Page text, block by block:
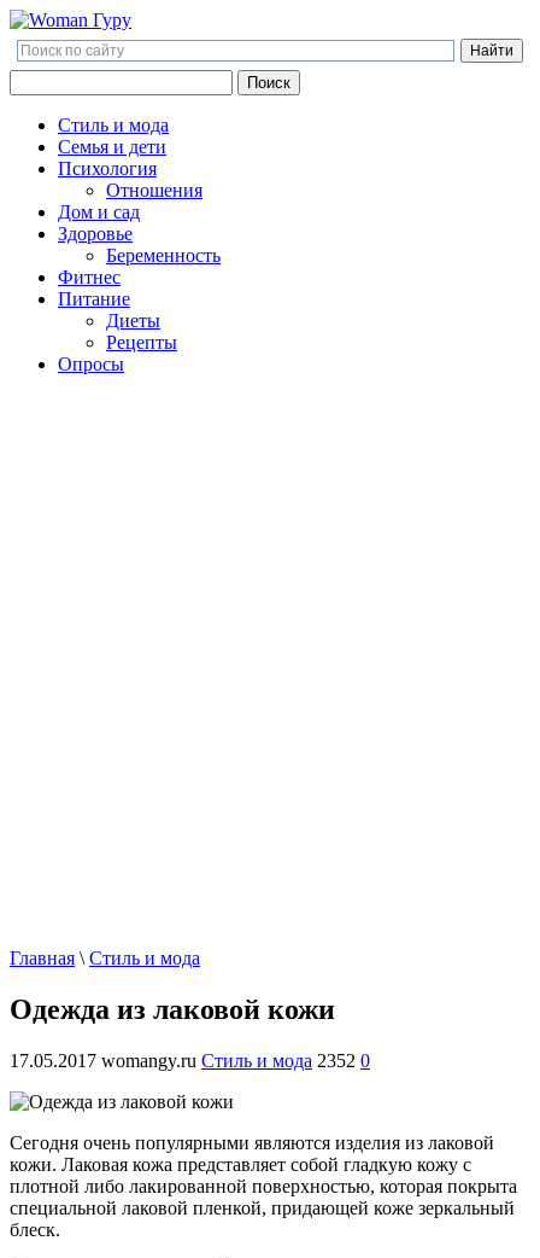
Поиск
Стиль и мода
Семья и дети
Психология
Отношения
Дом и сад
Здоровье
Беременность
Фитнес
Питание
Диеты
Рецепты
Опросы
Главная \ Стиль и мода
Одежда из лаковой кожи
17.05.2017 womangy.ru Стиль и мода 2352 0
Сегодня очень популярными являются изделия из лаковой
кожи. Лаковая кожа представляет собой гладкую кожу с
плотной либо лакированной поверхностью, которая покрыта
специальной лаковой пленкой, придающей коже зеркальный
блеск.